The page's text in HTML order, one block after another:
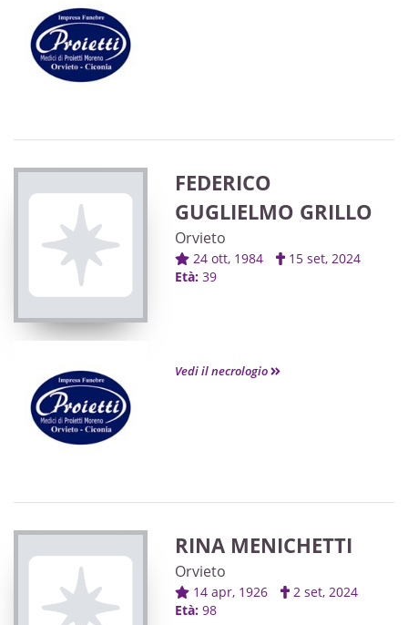
FEDERICO
GUGLIELMO GRILLO
Orvieto
24 ott, 1984
15 set, 2024
Età: 39
Vedi il necrologio
RINA MENICHETTI
Orvieto
14 apr, 1926
2 set, 2024
Età: 98